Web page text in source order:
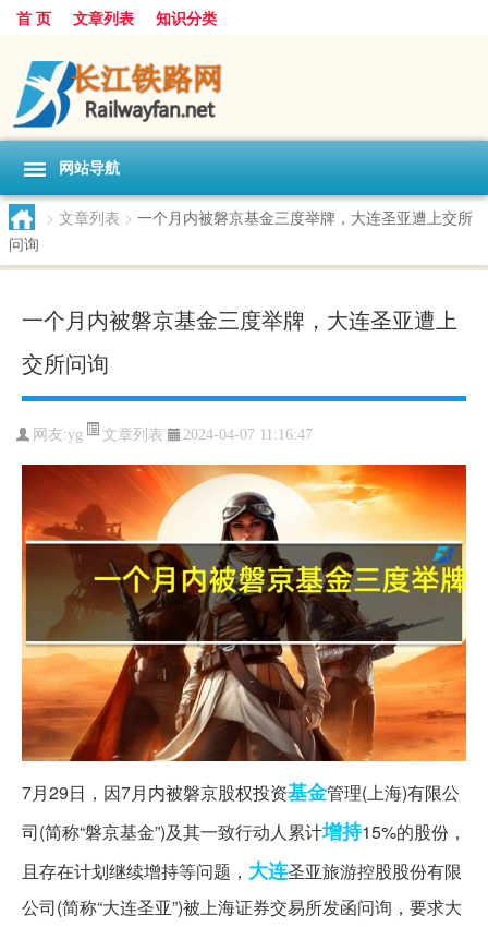
首 页 文章列表 知识分类
网站导航
> 文章列表 > 一个月内被磐京基金三度举牌，大连圣亚遭上交所
问询
一个月内被磐京基金三度举牌，大连圣亚遭上
交所问询
网友:yg 文章列表 2024-04-07 11:16:47
7月29日，因7月内被磐京股权投资基金管理(上海)有限公
司(简称“磐京基金”)及其一致行动人累计增持15%的股份，
且存在计划继续增持等问题， 大连圣亚旅游控股股份有限
公司(简称“大连圣亚”)被上海证券交易所发函问询，要求大